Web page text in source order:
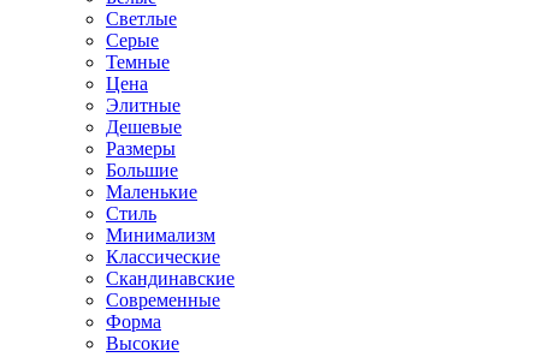
Светлые
Серые
Темные
Цена
Элитные
Дешевые
Размеры
Большие
Маленькие
Стиль
Минимализм
Классические
Скандинавские
Современные
Форма
Высокие